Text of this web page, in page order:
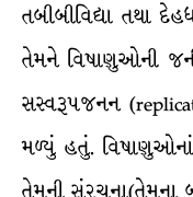
તબીબીવિદ્યા તથા
તેમને વિષાણુઓની
સસ્વરૂપજનન
મળ્યું હતું.